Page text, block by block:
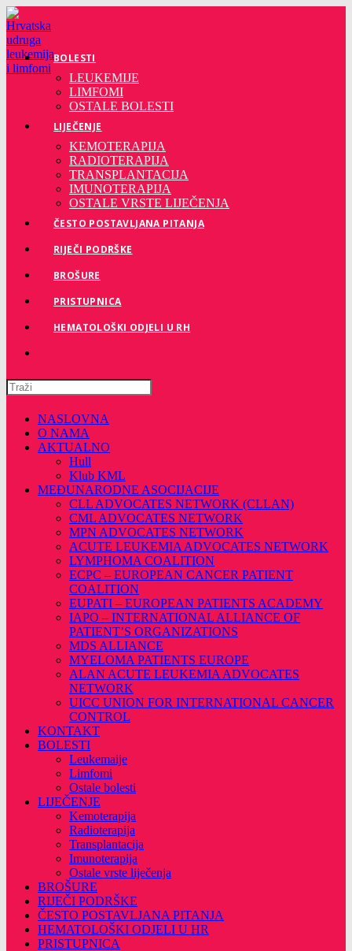
Preskoči
na
sadržaj
BOLESTI
LEUKEMIJE
LIMFOMI
OSTALE BOLESTI
LIJEČENJE
KEMOTERAPIJA
RADIOTERAPIJA
TRANSPLANTACIJA
IMUNOTERAPIJA
OSTALE VRSTE LIJEČENJA
ČESTO POSTAVLJANA PITANJA
RIJEČI PODRŠKE
BROŠURE
PRISTUPNICA
HEMATOLOŠKI ODJELI U RH
Pretražite
ovu
stranicu
NASLOVNA
O NAMA
AKTUALNO
Hull
Klub KML
MEĐUNARODNE ASOCIJACIJE
CLL ADVOCATES NETWORK (CLLAN)
CML ADVOCATES NETWORK
MPN ADVOCATES NETWORK
ACUTE LEUKEMIA ADVOCATES NETWORK
LYMPHOMA COALITION
ECPC – EUROPEAN CANCER PATIENT
COALITION
EUPATI – EUROPEAN PATIENTS ACADEMY
IAPO – INTERNATIONAL ALLIANCE OF
PATIENT’S ORGANIZATIONS
MDS ALLIANCE
MYELOMA PATIENTS EUROPE
ALAN ACUTE LEUKEMIA ADVOCATES
NETWORK
UICC UNION FOR INTERNATIONAL CANCER
CONTROL
KONTAKT
BOLESTI
Leukemaije
Limfomi
Ostale bolesti
LIJEČENJE
Kemoterapija
Radioterapija
Transplantacija
Imunoterapija
Ostale vrste liječenja
BROŠURE
RIJEČI PODRŠKE
ČESTO POSTAVLJANA PITANJA
HEMATOLOŠKI ODJELI U HR
PRISTUPNICA